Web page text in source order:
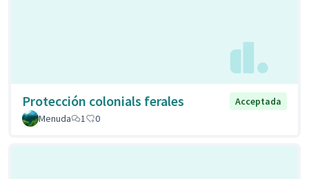
Protección colonials ferales
Acceptada
Menuda
1 0